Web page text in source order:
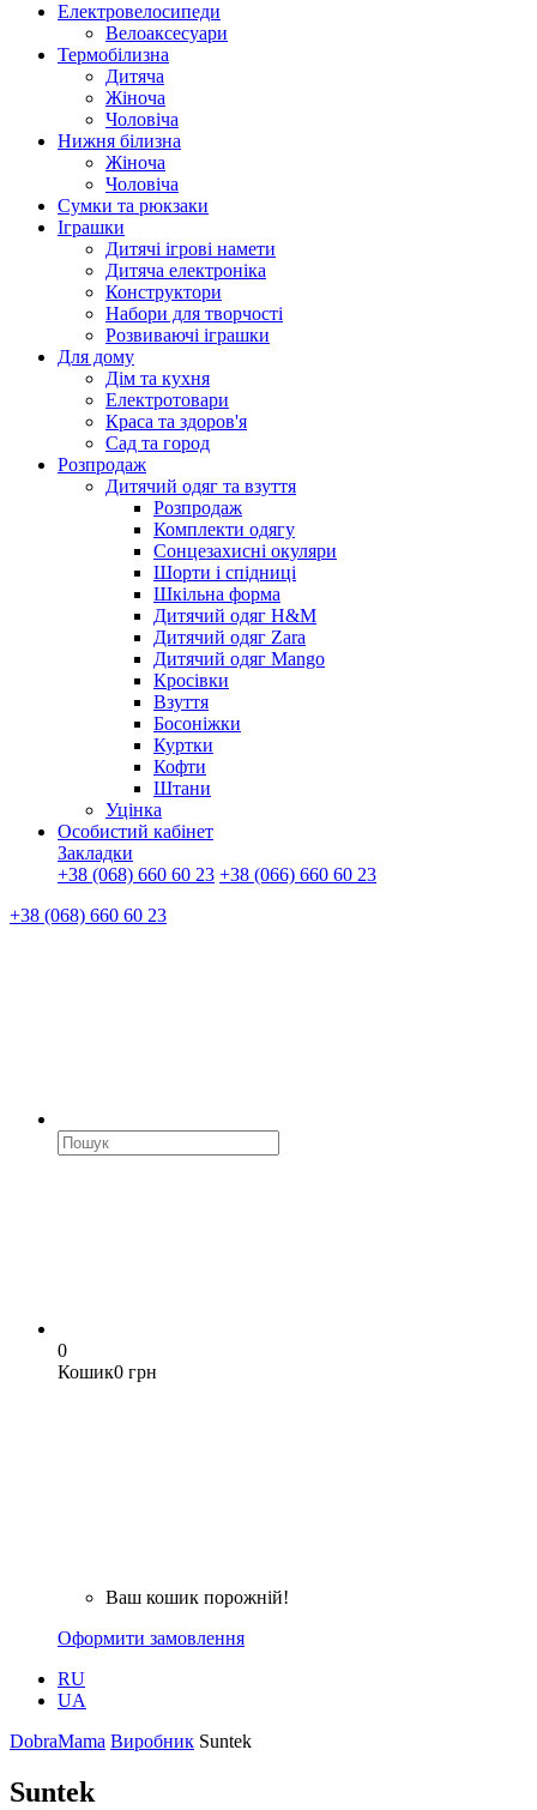
Електровелосипеди
Велоаксесуари
Термобілизна
Дитяча
Жіноча
Чоловіча
Нижня білизна
Жіноча
Чоловіча
Сумки та рюкзаки
Іграшки
Дитячі ігрові намети
Дитяча електроніка
Конструктори
Набори для творчості
Розвиваючі іграшки
Для дому
Дім та кухня
Електротовари
Краса та здоров'я
Сад та город
Розпродаж
Дитячий одяг та взуття
Розпродаж
Комплекти одягу
Сонцезахисні окуляри
Шорти і спідниці
Шкільна форма
Дитячий одяг H&M
Дитячий одяг Zara
Дитячий одяг Mango
Кросівки
Взуття
Босоніжки
Куртки
Кофти
Штани
Уцінка
Особистий кабінет
Закладки
+38 (068) 660 60 23 +38 (066) 660 60 23
+38 (068) 660 60 23
0
Кошик0 грн
Ваш кошик порожній!
Оформити замовлення
RU
UA
DobraMama Виробник Suntek
Suntek